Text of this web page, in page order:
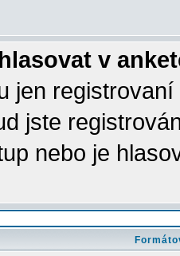
v
jen
jste
nebo je